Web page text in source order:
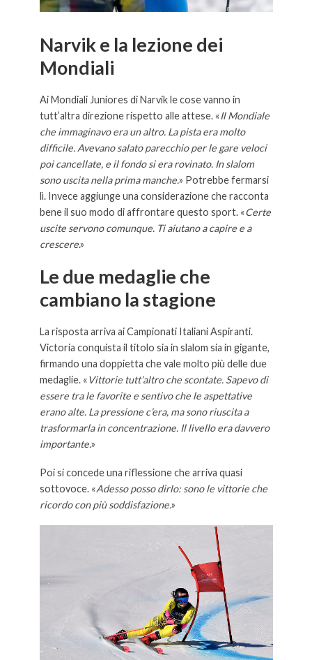
Narvik e la lezione dei
Mondiali
Ai Mondiali Juniores di Narvik le cose vanno in
tutt’altra direzione rispetto alle attese. «Il Mondiale
che immaginavo era un altro. La pista era molto
difficile. Avevano salato parecchio per le gare veloci
poi cancellate, e il fondo si era rovinato. In slalom
sono uscita nella prima manche.» Potrebbe fermarsi
lì. Invece aggiunge una considerazione che racconta
bene il suo modo di affrontare questo sport. «Certe
uscite servono comunque. Ti aiutano a capire e a
crescere.»
Le due medaglie che
cambiano la stagione
La risposta arriva ai Campionati Italiani Aspiranti.
Victoria conquista il titolo sia in slalom sia in gigante,
firmando una doppietta che vale molto più delle due
medaglie. «Vittorie tutt’altro che scontate. Sapevo di
essere tra le favorite e sentivo che le aspettative
erano alte. La pressione c’era, ma sono riuscita a
trasformarla in concentrazione. Il livello era davvero
importante.»
Poi si concede una riflessione che arriva quasi
sottovoce. «Adesso posso dirlo: sono le vittorie che
ricordo con più soddisfazione.»